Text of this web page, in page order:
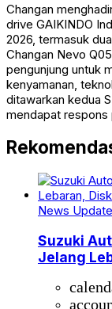
Changan
drive GAIKINDO
2026, termasuk
Changan Nevo
pengunjung untuk
kenyamanan,
ditawarkan kedua
mendapat
News Update
Suzuki
Jelang